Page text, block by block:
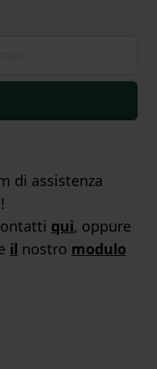
di assistenza
qui, oppure
il nostro modulo